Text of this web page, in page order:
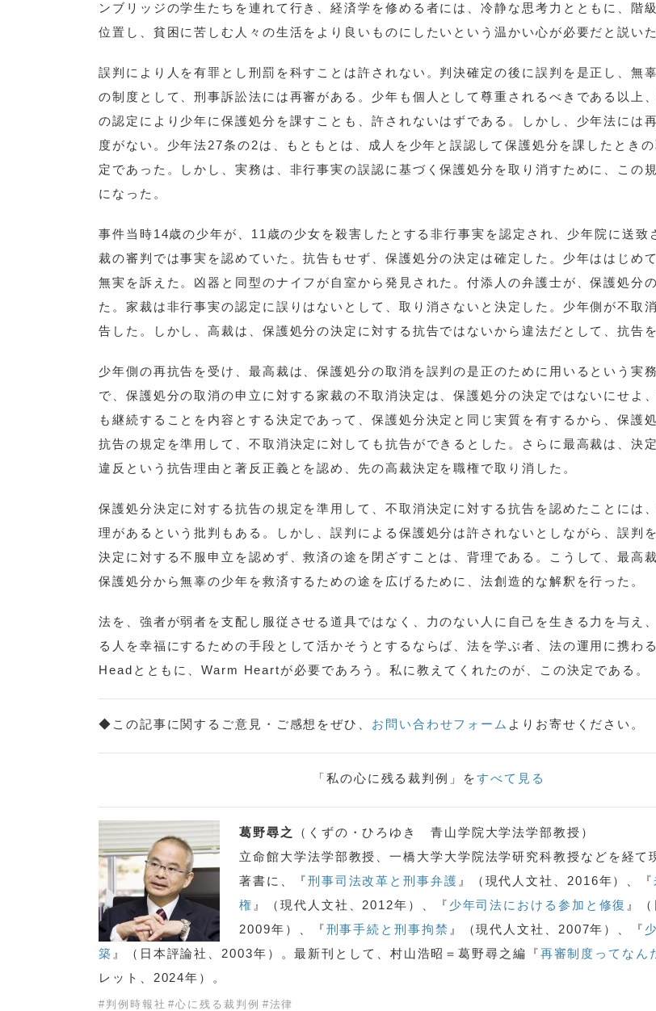
ンブリッジの学生たちを連れて行き、経済学を修める者には、冷静な思考力とともに、階
位置し、貧困に苦しむ人々の生活をより良いものにしたいという温かい心が必要だと説いた
誤判により人を有罪とし刑罰を科すことは許されない。判決確定の後に誤判を是正し、無
の制度として、刑事訴訟法には再審がある。少年も個人として尊重されるべきである以上
の認定により少年に保護処分を課すことも、許されないはずである。しかし、少年法には
度がない。少年法27条の2は、もともとは、成人を少年と誤認して保護処分を課したとき
定であった。しかし、実務は、非行事実の誤認に基づく保護処分を取り消すために、この
になった。
事件当時14歳の少年が、11歳の少女を殺害したとする非行事実を認定され、少年院に送致
裁の審判では事実を認めていた。抗告もせず、保護処分の決定は確定した。少年ははじめ
無実を訴えた。凶器と同型のナイフが自室から発見された。付添人の弁護士が、保護処分
た。家裁は非行事実の認定に誤りはないとして、取り消さないと決定した。少年側が不取
告した。しかし、高裁は、保護処分の決定に対する抗告ではないから違法だとして、抗告を
少年側の再抗告を受け、最高裁は、保護処分の取消を誤判の是正のために用いるという実
で、保護処分の取消の申立に対する家裁の不取消決定は、保護処分の決定ではないにせよ
も継続することを内容とする決定であって、保護処分決定と同じ実質を有するから、保護
抗告の規定を準用して、不取消決定に対しても抗告ができるとした。さらに最高裁は、決
違反という抗告理由と著反正義とを認め、先の高裁決定を職権で取り消した。
保護処分決定に対する抗告の規定を準用して、不取消決定に対する抗告を認めたことには
理があるという批判もある。しかし、誤判による保護処分は許されないとしながら、誤判
決定に対する不服申立を認めず、救済の途を閉ざすことは、背理である。こうして、最高
保護処分から無辜の少年を救済するための途を広げるために、法創造的な解釈を行った。
法を、強者が弱者を支配し服従させる道具ではなく、力のない人に自己を生きる力を与え
る人を幸福にするための手段として活かそうとするならば、法を学ぶ者、法の運用に携わ
Headとともに、Warm Heartが必要であろう。私に教えてくれたのが、この決定である。
◆この記事に関するご意見・ご感想をぜひ、 お問い合わせフォーム よりお寄せください。
「私の心に残る裁判例」をすべて見る
葛野尋之
（くずの・ひろゆき 青山学院大学法学部教授）
立命館大学法学部教授、一橋大学大学院法学研究科教授などを経て
著書に、『刑事司法改革と刑事弁護 』（現代人文社、2016年）、『
権 』（現代人文社、2012年）、『 少年司法における参加と修復 』
2009年）、『刑事手続と刑事拘禁 』（現代人文社、2007年）、『
築 』（日本評論社、2003年）。最新刊として、村山浩昭＝葛野尋之編『再審制度ってなん
レット、2024年）。
# 判例時報社 #心に残る裁判例 #法律